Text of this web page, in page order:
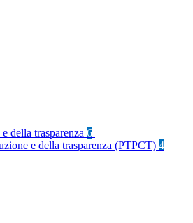
della trasparenza 6
e della trasparenza (PTPCT) 4